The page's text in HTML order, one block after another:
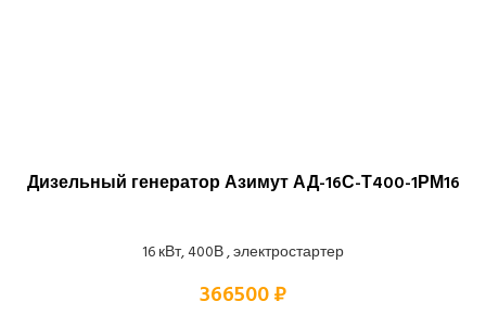
Дизельный генератор Азимут АД-16С-Т400-1РМ16
16 кВт, 400В , электростартер
366500 ₽